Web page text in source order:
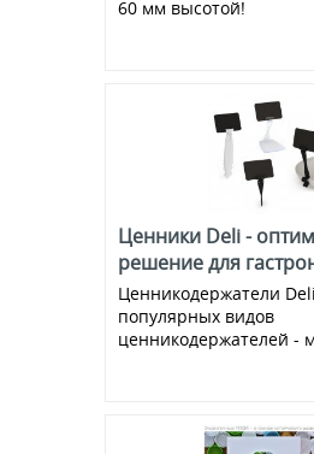
Пластиковые крючки
эконом-панель и
60 мм высотой!
Ценники Deli -
решение для
Ценникодержатели
популярных видов
ценникодержателей -
вариантов и